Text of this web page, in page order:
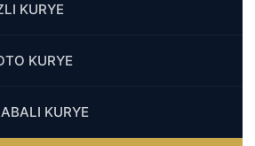
KURYE
KURYE
KURYE